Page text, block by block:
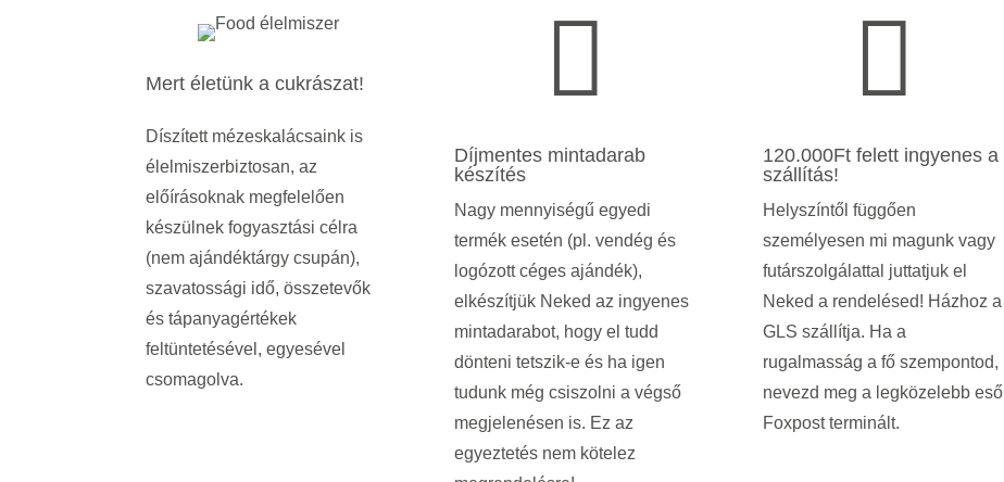
Mert életünk a cukrászat!
Díszített mézeskalácsaink is
élelmiszerbiztosan, az
előírásoknak megfelelően
készülnek fogyasztási célra
(nem ajándéktárgy csupán),
szavatossági idő, összetevők
és tápanyagértékek
feltüntetésével, egyesével
csomagolva.

Díjmentes mintadarab
készítés
Nagy mennyiségű egyedi
termék esetén (pl. vendég és
logózott céges ajándék),
elkészítjük Neked az ingyenes
mintadarabot, hogy el tudd
dönteni tetszik-e és ha igen
tudunk még csiszolni a végső
megjelenésen is. Ez az
egyeztetés nem kötelez

120.000Ft felett ingyenes a
szállítás!
Helyszíntől függően
személyesen mi magunk vagy
futárszolgálattal juttatjuk el
Neked a rendelésed! Házhoz a
GLS szállítja. Ha a
rugalmasság a fő szempontod,
nevezd meg a legközelebb eső
Foxpost terminált.